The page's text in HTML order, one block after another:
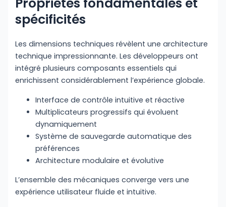
spécificités
Les dimensions techniques révèlent une architecture
technique impressionnante. Les développeurs ont
intégré plusieurs composants essentiels qui
enrichissent considérablement l’expérience globale.
Interface de contrôle intuitive et réactive
Multiplicateurs progressifs qui évoluent
dynamiquement
Système de sauvegarde automatique des
préférences
Architecture modulaire et évolutive
L’ensemble des mécaniques converge vers une
expérience utilisateur fluide et intuitive.